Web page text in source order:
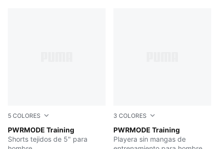
5 COLORES
PWRMODE Training
Créme De Mint
Shorts tejidos de 5" para
3 COLORES
PWRMODE Training
PUMA BLACK
Playera sin mangas de